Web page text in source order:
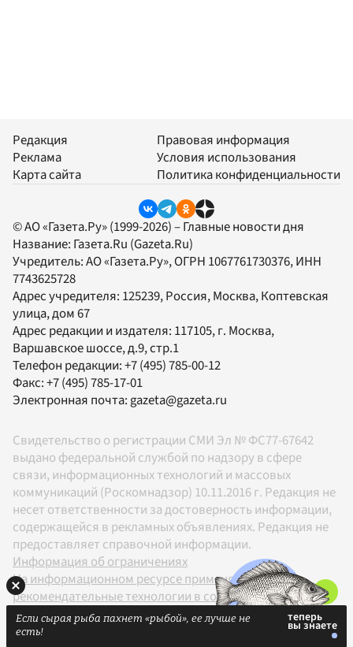
Редакция
Реклама
Карта сайта
Правовая информация
Условия использования
Политика конфиденциальности
© АО «Газета.Ру» (1999-2026) – Главные новости дня
Название: Газета.Ru (Gazeta.Ru)
Учредитель:АО «Газета.Ру», ОГРН 1067761730376, ИНН
7743625728
Адрес учредителя: 125239, Россия, Москва, Коптевская
улица, дом 67
Адрес редакции и издателя: 117105, г. Москва,
Варшавское шоссе, д.9, стр.1
Телефон редакции:+7 (495) 785-00-12
Факс:+7 (495) 785-17-01
Электронная почта: gazeta@gazeta.ru
Свидетельство о регистрации СМИ Эл № ФС77-67642
выдано федеральной службой по надзору в сфере
связи, информационных технологий и массовых
коммуникаций (Роскомнадзор) 10.11.2016 г. Редакция не
несет ответственности за достоверность информации,
содержащейся в рекламных объявлениях. Редакция не
предоставляет справочной информации.
Информация об ограничениях
На информационном ресурсе применяются
рекомендательные технологии в соответствии с
Правилами
Если сырая рыба пахнет «рыбой», ее лучше не
есть!